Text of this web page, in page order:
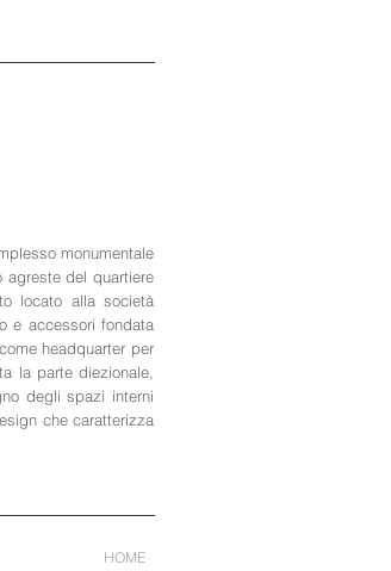
monumentale
agreste del quartiere
locato alla società
e accessori fondata
headquarter per
la parte diezionale,
degli spazi interni
che caratterizza
HOME